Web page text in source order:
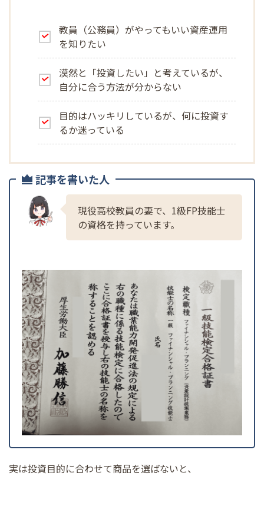
教員（公務員）がやってもいい資産運用
を知りたい
漠然と「投資したい」と考えているが、
自分に合う方法が分からない
目的はハッキリしているが、何に投資す
るか迷っている
記事を書いた人
現役高校教員の妻で、1級FP技能士
の資格を持っています。
実は投資目的に合わせて商品を選ばないと、